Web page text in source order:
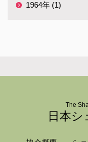
1964年 (1)
The
日本